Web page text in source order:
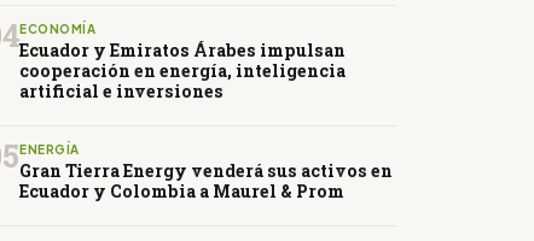
ECONOMÍA
Ecuador y Emiratos Árabes impulsan
cooperación en energía, inteligencia
artificial e inversiones
ENERGÍA
Gran Tierra Energy venderá sus activos en
Ecuador y Colombia a Maurel & Prom